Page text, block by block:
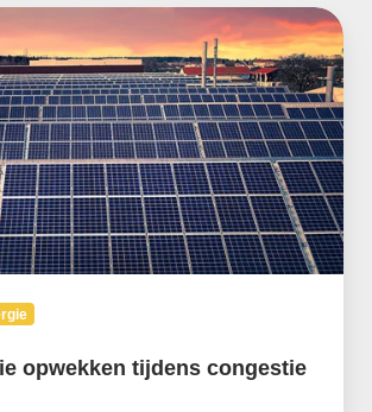
opwekken tijdens congestie